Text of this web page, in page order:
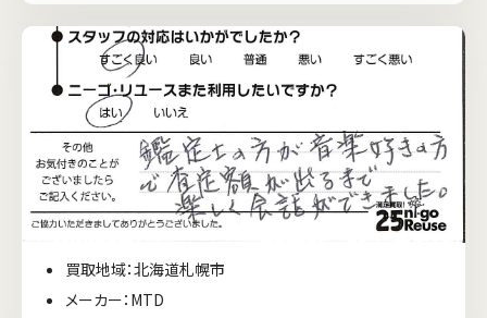
買取地域：北海道札幌市
メーカー：MTD